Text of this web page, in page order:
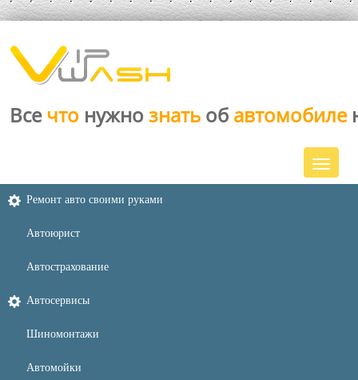
Все что нужно знать об автомобиле
Ремонт авто своими руками
Автоюрист
Автострахование
Автосервисы
Шиномонтажи
Автомойки